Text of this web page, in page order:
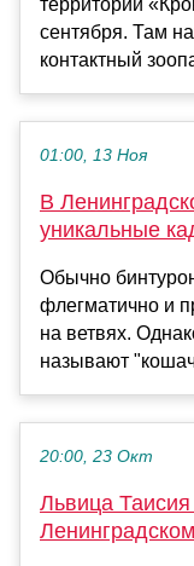
территории
сентября. Там
контактный
01:00, 13 Ноя
В
уникальные
Обычно
флегматично и
на ветвях.
называют
20:00, 23 Окт
Львица